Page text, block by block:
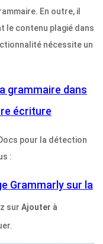
En outre, il
le contenu plagié dans
nécessite un
grammaire dans
écriture
pour la détection
:
Grammarly sur la
sur Ajouter à